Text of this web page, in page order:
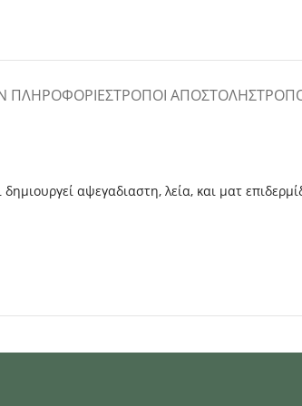
ΠΛΗΡΟΦΟΡΊΕΣΤΡΌΠΟΙ ΑΠΟΣΤΟΛΉΣ
αψεγαδιαστη, λεία, και ματ